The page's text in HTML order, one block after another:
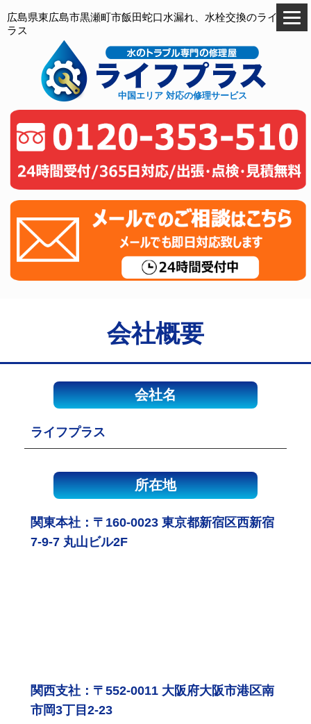
広島県東広島市黒瀬町市飯田蛇口水漏れ、水栓交換のライフプ
ラス
中国エリア 対応の修理サービス
会社概要
会社名
ライフプラス
所在地
関東本社：〒160-0023 東京都新宿区西新宿
7-9-7 丸山ビル2F
関西支社：〒552-0011 大阪府大阪市港区南
市岡3丁目2-23